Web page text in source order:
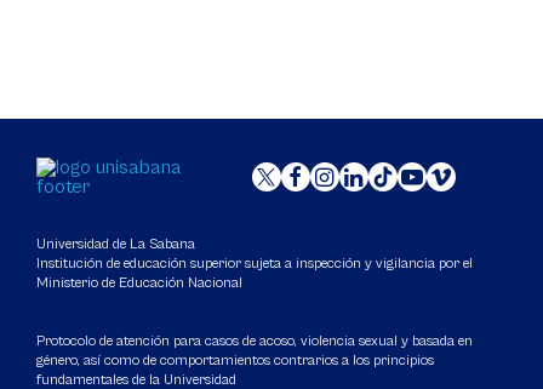
Universidad de La Sabana
Institución de educación superior sujeta a inspección y vigilancia por el
Ministerio de Educación Nacional
Protocolo de atención para casos de acoso, violencia sexual y basada en
género, así como de comportamientos contrarios a los principios
fundamentales de la Universidad